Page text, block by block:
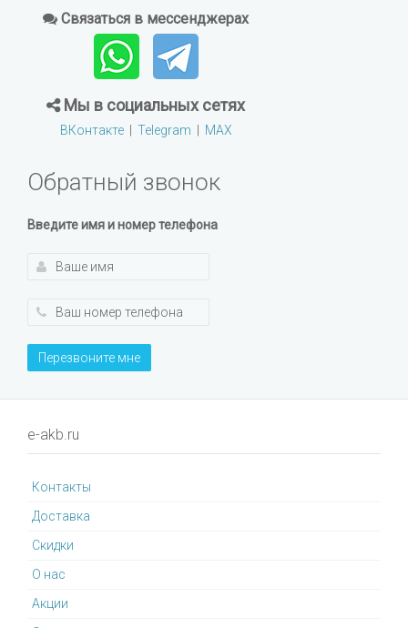
Связаться в мессенджерах
Мы в социальных сетях
ВКонтакте| Telegram MAX
Обратный звонок
Введите имя и номер телефона
Перезвоните мне
e-akb.ru
Контакты
Доставка
Cкидки
О нас
Акции